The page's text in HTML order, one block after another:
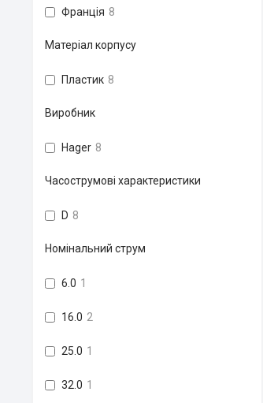
Франція 8
Матеріал корпусу
Пластик 8
Виробник
Hager 8
Часострумові характеристики
D 8
Номінальний струм
6.0 1
16.0 2
25.0 1
32.0 1